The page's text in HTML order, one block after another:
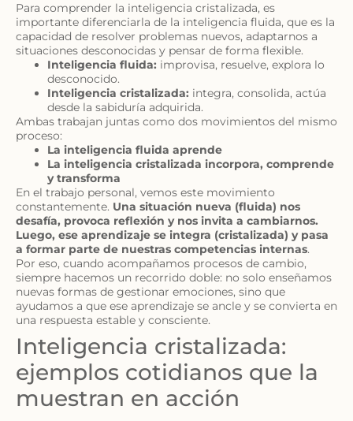
Para comprender la inteligencia cristalizada, es
importante diferenciarla de la inteligencia fluida, que es la
capacidad de resolver problemas nuevos, adaptarnos a
situaciones desconocidas y pensar de forma flexible.
Inteligencia fluida: improvisa, resuelve, explora lo
desconocido.
Inteligencia cristalizada: integra, consolida, actúa
desde la sabiduría adquirida.
Ambas trabajan juntas como dos movimientos del mismo
proceso:
La inteligencia fluida aprende
La inteligencia cristalizada incorpora, comprende
y transforma
En el trabajo personal, vemos este movimiento
constantemente. Una situación nueva (fluida) nos
desafía, provoca reflexión y nos invita a cambiarnos.
Luego, ese aprendizaje se integra (cristalizada) y pasa
a formar parte de nuestras competencias internas.
Por eso, cuando acompañamos procesos de cambio,
siempre hacemos un recorrido doble: no solo enseñamos
nuevas formas de gestionar emociones, sino que
ayudamos a que ese aprendizaje se ancle y se convierta en
una respuesta estable y consciente.
Inteligencia cristalizada:
ejemplos cotidianos que la
muestran en acción